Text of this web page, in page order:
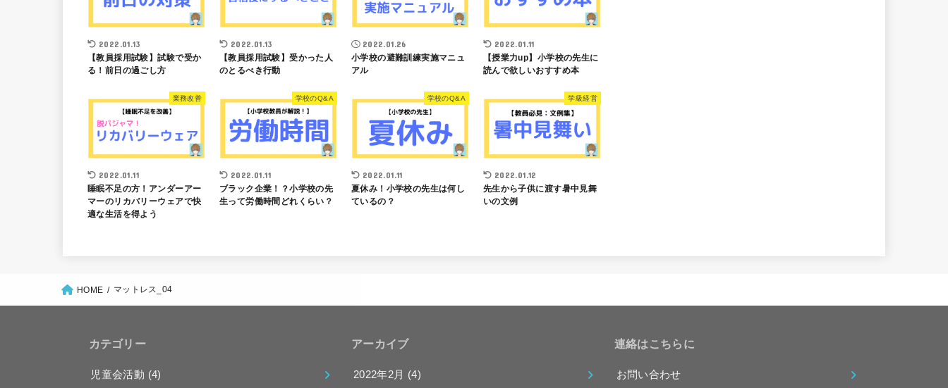
2022.01.13
【教員採用試験】試験で受か
る！前日の過ごし方
2022.01.13
【教員採用試験】受かった人
のとるべき行動
2022.01.26
小学校の避難訓練実施マニュ
アル
2022.01.11
【授業力up】小学校の先生に
読んで欲しいおすすめ本
業務改善
2022.01.11
睡眠不足の方！アンダーアー
マーのリカバリーウェアで快
適な生活を得よう
学校のQ&A
2022.01.11
ブラック企業！？小学校の先
生って労働時間どれくらい？
学校のQ&A
2022.01.11
夏休み！小学校の先生は何し
ているの？
学級経営
2022.01.12
先生から子供に渡す暑中見舞
いの文例
HOME マットレス_04
カテゴリー
児童会活動 (4)
アーカイブ
2022年2月 (4)
連絡はこちらに
お問い合わせ